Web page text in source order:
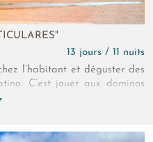
13 jours / 11 nuits
l’habitant et déguster des
C’est jouer aux dominos
face aux slogans
vivre !